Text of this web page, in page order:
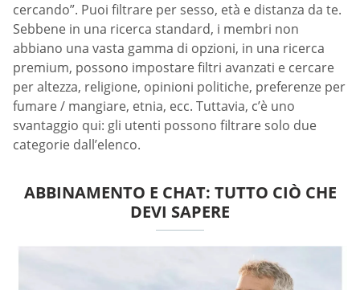
cercando”. Puoi filtrare per sesso, età e distanza da te.
Sebbene in una ricerca standard, i membri non
abbiano una vasta gamma di opzioni, in una ricerca
premium, possono impostare filtri avanzati e cercare
per altezza, religione, opinioni politiche, preferenze per
fumare / mangiare, etnia, ecc. Tuttavia, c’è uno
svantaggio qui: gli utenti possono filtrare solo due
categorie dall’elenco.
ABBINAMENTO E CHAT: TUTTO CIÒ CHE
DEVI SAPERE